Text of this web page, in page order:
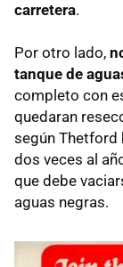
carretera.
Por otro lado,
tanque de
completo con
quedaran
según Thetford
dos veces al
que debe
aguas negras.